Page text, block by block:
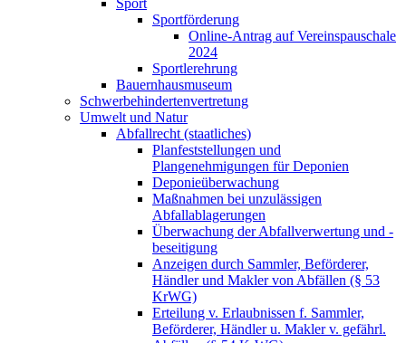
Sport
Sportförderung
Online-Antrag auf Vereinspauschale
2024
Sportlerehrung
Bauernhausmuseum
Schwerbehindertenvertretung
Umwelt und Natur
Abfallrecht (staatliches)
Planfeststellungen und
Plangenehmigungen für Deponien
Deponieüberwachung
Maßnahmen bei unzulässigen
Abfallablagerungen
Überwachung der Abfallverwertung und -
beseitigung
Anzeigen durch Sammler, Beförderer,
Händler und Makler von Abfällen (§ 53
KrWG)
Erteilung v. Erlaubnissen f. Sammler,
Beförderer, Händler u. Makler v. gefährl.